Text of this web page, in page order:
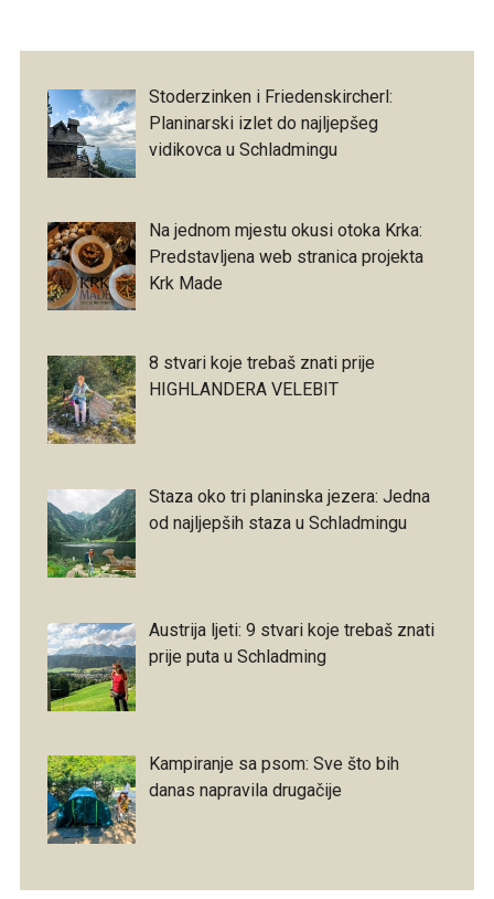
Stoderzinken i Friedenskircherl:
Planinarski izlet do najljepšeg
vidikovca u Schladmingu
Na jednom mjestu okusi otoka Krka:
Predstavljena web stranica projekta
Krk Made
8 stvari koje trebaš znati prije
HIGHLANDERA VELEBIT
Staza oko tri planinska jezera: Jedna
od najljepših staza u Schladmingu
Austrija ljeti: 9 stvari koje trebaš znati
prije puta u Schladming
Kampiranje sa psom: Sve što bih
danas napravila drugačije